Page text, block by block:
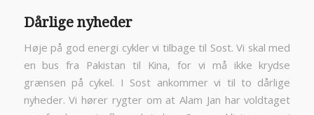
Dårlige nyheder
Høje på god energi cykler vi tilbage til Sost. Vi skal med
en bus fra Pakistan til Kina, for vi må ikke krydse
grænsen på cykel. I Sost ankommer vi til to dårlige
nyheder. Vi hører rygter om at Alam Jan har voldtaget